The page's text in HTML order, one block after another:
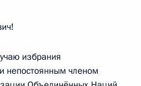
избрания
непостоянным членом